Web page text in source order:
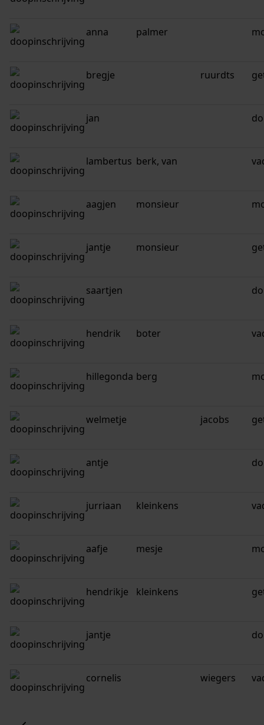
anna palmer
bregje ruurdts
jan
lambertus berk, van
aagjen monsieur
jantje monsieur
saartjen
hendrik boter
hillegonda berg
welmetje jacobs
antje
jurriaan kleinkens
aafje mesje
hendrikje kleinkens
jantje
cornelis wiegers